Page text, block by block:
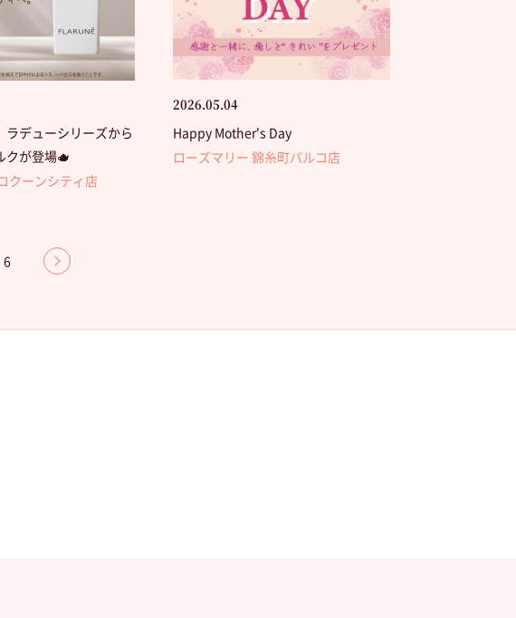
ラデューシリーズから
クが登場🫖
クーンシティ店
2026.05.04
Happy Mother's Day
ローズマリー 錦糸町パルコ店
6